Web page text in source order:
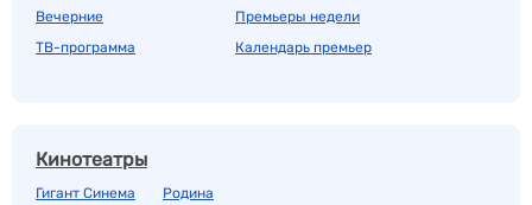
Вечерние
ТВ-программа
Премьеры недели
Календарь премьер
Кинотеатры
Гигант Синема Родина